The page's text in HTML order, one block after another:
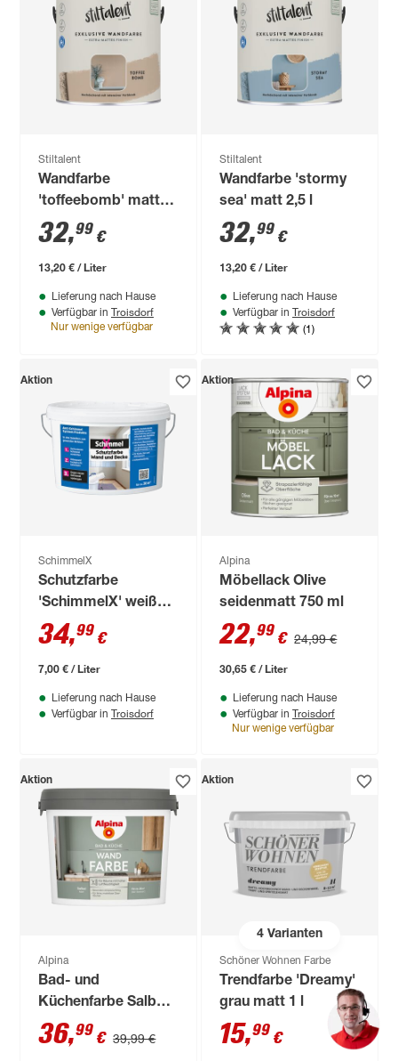
Stiltalent
Wandfarbe
'toffeebomb' matt
2,5 l
32,99 €
13,20 € / Liter
Lieferung nach Hause
Verfügbar in Troisdorf
Nur wenige verfügbar
Stiltalent
Wandfarbe 'stormy
sea' matt 2,5 l
32,99 €
13,20 € / Liter
Lieferung nach Hause
Verfügbar in Troisdorf
(1)
Aktion
SchimmelX
Schutzfarbe
'SchimmelX' weiß
für Wand und Decke
5 l
34,99 €
7,00 € / Liter
Lieferung nach Hause
Verfügbar in Troisdorf
Aktion
Alpina
Möbellack Olive
seidenmatt 750 ml
22,99 € 24,99 €
30,65 € / Liter
Lieferung nach Hause
Verfügbar in Troisdorf
Nur wenige verfügbar
Aktion
Alpina
Bad- und
Küchenfarbe Salbei
2,5 l
36,99 € 39,99 €
4Varianten
Aktion
Schöner Wohnen Farbe
Trendfarbe 'Dreamy'
grau matt 1 l
15,99 €